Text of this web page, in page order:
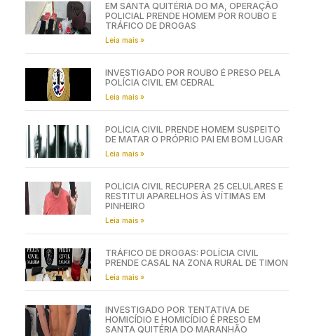
EM SANTA QUITÉRIA DO MA, OPERAÇÃO
POLICIAL PRENDE HOMEM POR ROUBO E
TRÁFICO DE DROGAS
Leia mais »
INVESTIGADO POR ROUBO É PRESO PELA
POLÍCIA CIVIL EM CEDRAL
Leia mais »
POLÍCIA CIVIL PRENDE HOMEM SUSPEITO
DE MATAR O PRÓPRIO PAI EM BOM LUGAR
Leia mais »
POLÍCIA CIVIL RECUPERA 25 CELULARES E
RESTITUI APARELHOS ÀS VÍTIMAS EM
PINHEIRO
Leia mais »
TRÁFICO DE DROGAS: POLÍCIA CIVIL
PRENDE CASAL NA ZONA RURAL DE TIMON
Leia mais »
INVESTIGADO POR TENTATIVA DE
HOMICÍDIO E HOMICÍDIO É PRESO EM
SANTA QUITÉRIA DO MARANHÃO